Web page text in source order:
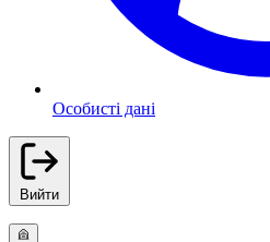
Особисті дані
Вийти